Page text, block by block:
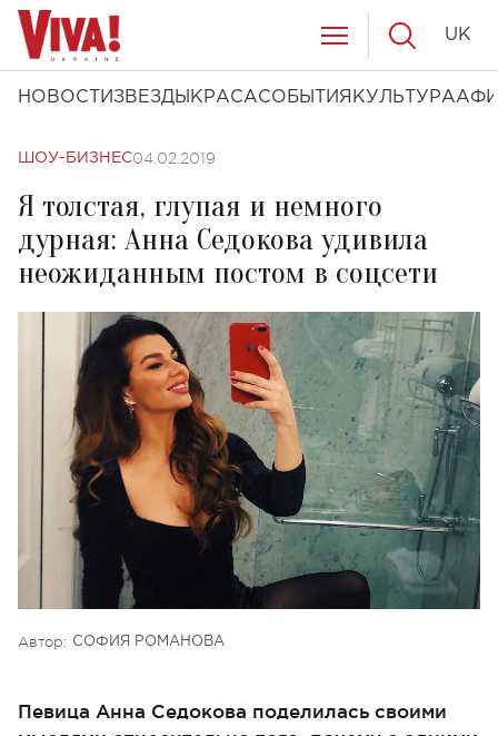
НОВОСТИ ЗВЕЗДЫ КРАСАСОБЫТИЯ КУЛЬТУРА
UK
ШОУ-БИЗНЕС04.02.2019
Я толстая, глупая и немного
дурная: Анна Седокова удивила
неожиданным постом в соцсети
Автор: СОФИЯ РОМАНОВА
Певица Анна Седокова поделилась своими